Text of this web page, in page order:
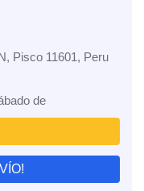
Pisco 11601, Peru
de